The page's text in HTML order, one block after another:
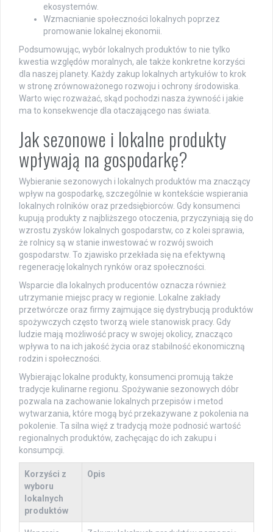
ekosystemów.
Wzmacnianie społeczności lokalnych poprzez
promowanie lokalnej ekonomii.
Podsumowując, wybór lokalnych produktów to nie tylko
kwestia względów moralnych, ale także konkretne korzyści
dla naszej planety. Każdy zakup lokalnych artykułów to krok
w stronę zrównoważonego rozwoju i ochrony środowiska.
Warto więc rozważać, skąd pochodzi nasza żywność i jakie
ma to konsekwencje dla otaczającego nas świata.
Jak sezonowe i lokalne produkty
wpływają na gospodarkę?
Wybieranie sezonowych i lokalnych produktów ma znaczący
wpływ na gospodarkę, szczególnie w kontekście wspierania
lokalnych rolników oraz przedsiębiorców. Gdy konsumenci
kupują produkty z najbliższego otoczenia, przyczyniają się do
wzrostu zysków lokalnych gospodarstw, co z kolei sprawia,
że rolnicy są w stanie inwestować w rozwój swoich
gospodarstw. To zjawisko przekłada się na efektywną
regenerację lokalnych rynków oraz społeczności.
Wsparcie dla lokalnych producentów oznacza również
utrzymanie miejsc pracy w regionie. Lokalne zakłady
przetwórcze oraz firmy zajmujące się dystrybucją produktów
spożywczych często tworzą wiele stanowisk pracy. Gdy
ludzie mają możliwość pracy w swojej okolicy, znacząco
wpływa to na ich jakość życia oraz stabilność ekonomiczną
rodzin i społeczności.
Wybierając lokalne produkty, konsumenci promują także
tradycje kulinarne regionu. Spożywanie sezonowych dóbr
pozwala na zachowanie lokalnych przepisów i metod
wytwarzania, które mogą być przekazywane z pokolenia na
pokolenie. Ta silna więź z tradycją może podnosić wartość
regionalnych produktów, zachęcając do ich zakupu i
konsumpcji.
Korzyści z
wyboru
lokalnych
produktów
Opis